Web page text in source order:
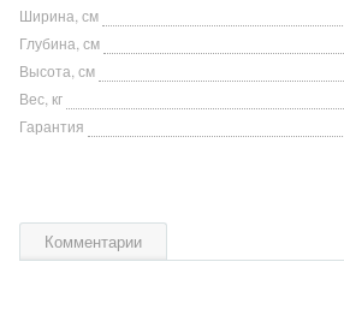
Ширина, см
Глубина, см
Высота, см
Вес, кг
Гарантия
Комментарии